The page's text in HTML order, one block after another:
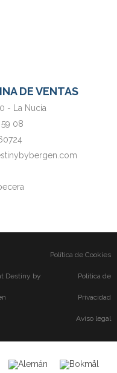
DE VENTAS
- La Nucía
08
Destiny by
Política de Cookies
Política de
Privacidad
Aviso legal